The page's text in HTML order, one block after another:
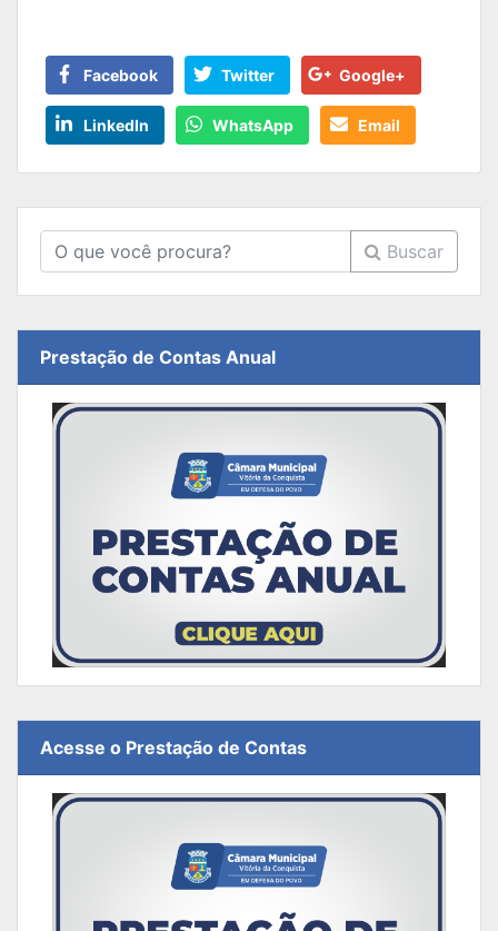
Facebook Twitter Google+
LinkedIn WhatsApp Email
Buscar
Prestação de Contas Anual
Acesse o Prestação de Contas